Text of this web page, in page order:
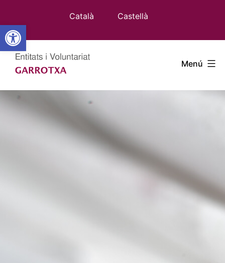
Obre la barra d'eines
al
contingut
Català Castellà
Menú